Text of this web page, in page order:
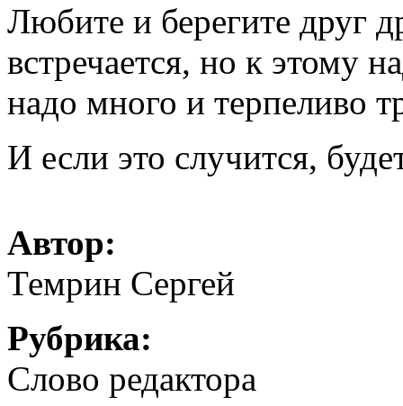
Любите и берегите друг
встречается, но к этому
надо много и терпеливо
И если это случится,
Автор:
Темрин Сергей
Рубрика:
Слово редактора